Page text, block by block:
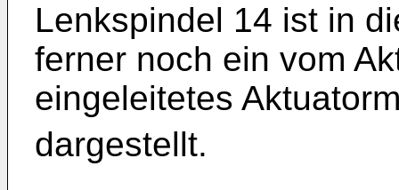
Lenkspindel 14 ist in
ferner noch ein vom
eingeleitetes
dargestellt.